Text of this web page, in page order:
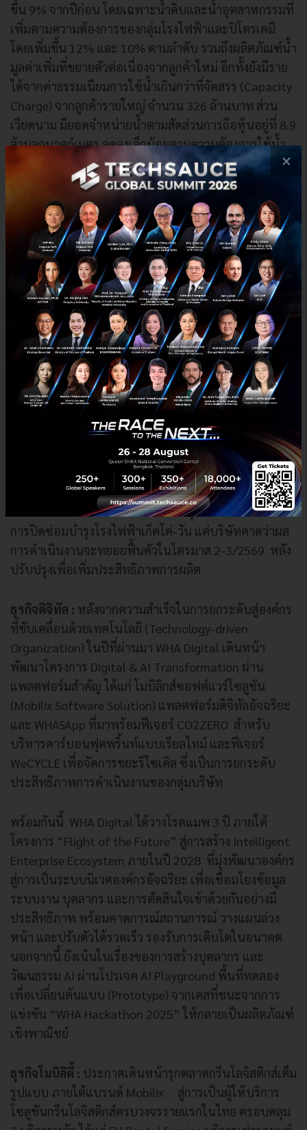
ขึ้น 9% จากปีก่อน โดยเฉพาะน้ำดิบและน้ำอุตสาหกรรมที่
เพิ่มตามความต้องการของกลุ่มโรงไฟฟ้าและปิโตรเคมี
โดยเพิ่มขึ้น 12% และ 10% ตามลำดับ รวมถึงผลิตภัณฑ์น้ำ
มูลค่าเพิ่มที่ขยายตัวต่อเนื่องจากลูกค้าใหม่ อีกทั้งยังมีราย
ได้จากค่าธรรมเนียมการใช้น้ำเกินกว่าที่จัดสรร (Capacity
Charge) จากลูกค้ารายใหญ่ จำนวน 326 ล้านบาท ส่วน
เวียดนาม มียอดจำหน่ายน้ำตามสัดส่วนการถือหุ้นอยู่ที่ 8.9
ล้านลูกบาศก์เมตร ลดลงเล็กน้อยตามความต้องการใช้น้ำ
ของลูกค้าหลักในโครงการ Duong River
ธุรกิจไฟฟ้า :
ไตรมาส 1 ปี 2569 มียอดขายไฟฟ้าพลังงาน
แสงอาทิตย์รวม 76 กิกะวัตต์ชั่วโมง เพิ่มขึ้นถึง 55% จากปี
ก่อน พร้อมแนวโน้มเติบโตต่อเนื่อง โดยมีการเซ็นสัญญา
โครงการพลังงานแสงอาทิตย์เพิ่มอีก 6 สัญญา กำลังผลิต
รวม 22 เมกะวัตต์ ส่งผลให้ยอดสะสมโครงการ Private
PPA อยู่ที่ 372 เมกะวัตต์ และมีกำลังการผลิตไฟฟ้ารวม
ตามสัดส่วนการถือหุ้น 1,058 เมกะวัตต์ ซึ่งแบ่งเป็นกำลัง
การผลิตไฟฟ้าที่ดำเนินการแล้วจำนวน 735 เมกะวัตต์
(เป็นพลังงานหมุนเวียนจำนวน 206 เมกะวัตต์) และที่อยู่
ระหว่างการพัฒนาจำนวน 323 เมกะวัตต์ ซึ่งเป็นโครงการ
พลังงานหมุนเวียนทั้งหมด
ล่าสุด WHAUP ได้ลงนาม MOU กับ Apex Circuit
(Thailand) พัฒนาโครงการโซลาร์ 17 เมกะวัตต์ พร้อมปั้น
โมเดล “ซื้อขายไฟตรง” Direct PPA และ Third Party
Access (TPA) ยกระดับโครงสร้างพื้นฐานอัจฉริยะ อย่างไร
ก็ตามในไตรมาสนี้ส่วนแบ่งกำไรจากธุรกิจไฟฟ้าลดลงจาก
การปิดซ่อมบำรุงโรงไฟฟ้าเก็คโค่-วัน แต่บริษัทคาดว่าผล
การดำเนินงานจะทยอยฟื้นตัวในไตรมาส 2-3/2569 หลัง
ปรับปรุงเพื่อเพิ่มประสิทธิภาพการผลิต
ธุรกิจดิจิทัล : หลังจากความสำเร็จในการยกระดับสู่องค์กร
ที่ขับเคลื่อนด้วยเทคโนโลยี (Technology-driven
Organization) ในปีที่ผ่านมา WHA Digital เดินหน้า
พัฒนาโครงการ Digital & AI Transformation ผ่าน
แพลตฟอร์มสำคัญ ได้แก่ โมบิลิกส์ซอฟต์แวร์โซลูชัน
(Mobilix Software Solution) แพลตฟอร์มดิจิทัลอัจฉริยะ
และ WHASApp ที่มาพร้อมฟีเจอร์ CO2ZERO สำหรับ
บริหารคาร์บอนฟุตพริ้นท์แบบเรียลไทม์ และฟีเจอร์
WeCYCLE เพื่อจัดการขยะรีไซเคิล ซึ่งเป็นการยกระดับ
ประสิทธิภาพการดำเนินงานของกลุ่มบริษัท
พร้อมกันนี้ WHA Digital ได้วางโรดแมพ 3 ปี ภายใต้
โครงการ “Flight of the Future” สู่การสร้าง Intelligent
Enterprise Ecosystem ภายในปี 2028 ที่มุ่งพัฒนาองค์กร
สู่การเป็นระบบนิเวศองค์กรอัจฉริยะ เพื่อเชื่อมโยงข้อมูล
ระบบงาน บุคลากร และการตัดสินใจเข้าด้วยกันอย่างมี
ประสิทธิภาพ พร้อมคาดการณ์สถานการณ์ วางแผนล่วง
หน้า และปรับตัวได้รวดเร็ว รองรับการเติบโตในอนาคต
นอกจากนี้ ยังเน้นในเรื่องของการสร้างบุคลากร และ
วัฒนธรรม AI ผ่านโปรเจค AI Playground พื้นที่ทดลอง
เพื่อเปลี่ยนต้นแบบ (Prototype) จากเคสที่ชนะจากการ
แข่งขัน “WHA Hackathon 2025” ให้กลายเป็นผลิตภัณฑ์
เชิงพาณิชย์
ธุรกิจโมบิลิตี้ : ประกาศเดินหน้ารุกตลาดกรีนโลจิสติกส์เต็ม
รูปแบบ ภายใต้แบรนด์ Mobilix สู่การเป็นผู้ให้บริการ
โซลูชันกรีนโลจิสติกส์ครบวงจรรายแรกในไทย ครอบคลุม
×